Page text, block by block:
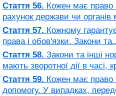
Стаття 56. Кожен має право
рахунок держави чи органів
Стаття 57. Кожному
права і обов'язки. Закони
Стаття 58. Закони та інші
мають зворотної дії в часі,
Стаття 59. Кожен має право
допомогу. У випадках,